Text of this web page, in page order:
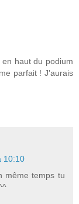
haut du podium
parfait ! J'aurais
10:10
même temps tu